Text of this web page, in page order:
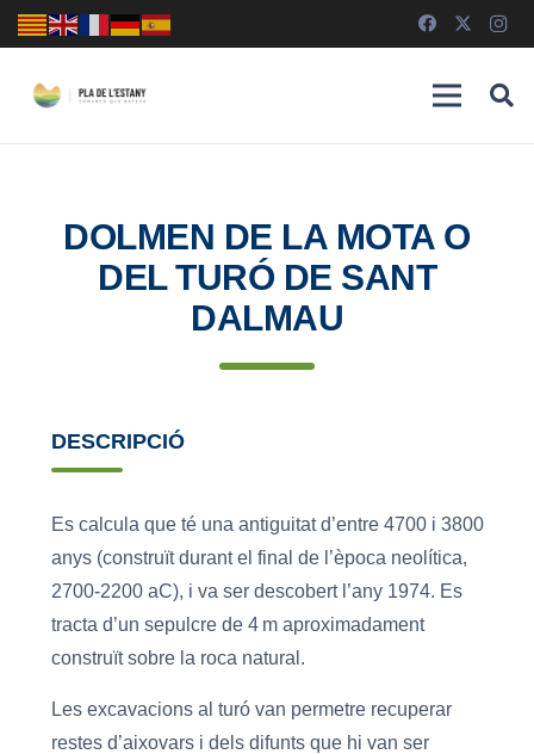
DOLMEN DE LA MOTA O
DEL TURÓ DE SANT
DALMAU
DESCRIPCIÓ
Es calcula que té una antiguitat d’entre 4700 i 3800
anys (construït durant el final de l’època neolítica,
2700-2200 aC), i va ser descobert l’any 1974. Es
tracta d’un sepulcre de 4 m aproximadament
construït sobre la roca natural.
Les excavacions al turó van permetre recuperar
restes d’aixovars i dels difunts que hi van ser